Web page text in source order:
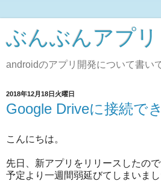
ぶんぶんアプリ
androidのアプリ開発について書い
2018年12月18日火曜日
Google Driveに接続で
こんにちは。
先日、新アプリをリリースしたの
予定より一週間弱延びてしまいまし